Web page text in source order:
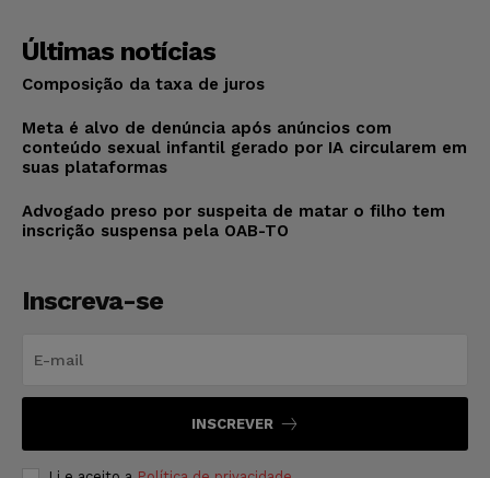
Últimas notícias
Composição da taxa de juros
Meta é alvo de denúncia após anúncios com
conteúdo sexual infantil gerado por IA circularem em
suas plataformas
Advogado preso por suspeita de matar o filho tem
inscrição suspensa pela OAB-TO
Inscreva-se
INSCREVER